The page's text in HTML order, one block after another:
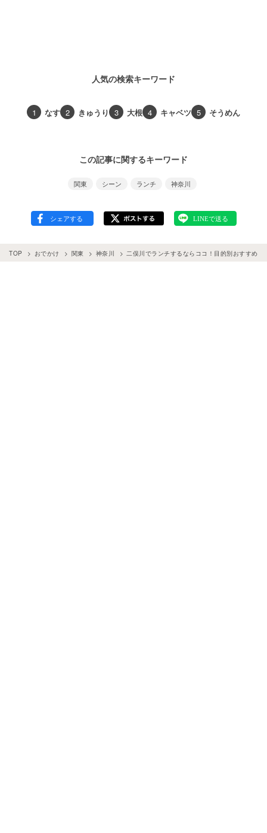
人気の検索キーワード
1 なす 2 きゅうり 3 大根 4 キャベツ 5 そうめん
この記事に関するキーワード
関東 シーン ランチ 神奈川
TOP おでかけ 関東 神奈川 二俣川でランチするならココ！目的別おすすめス